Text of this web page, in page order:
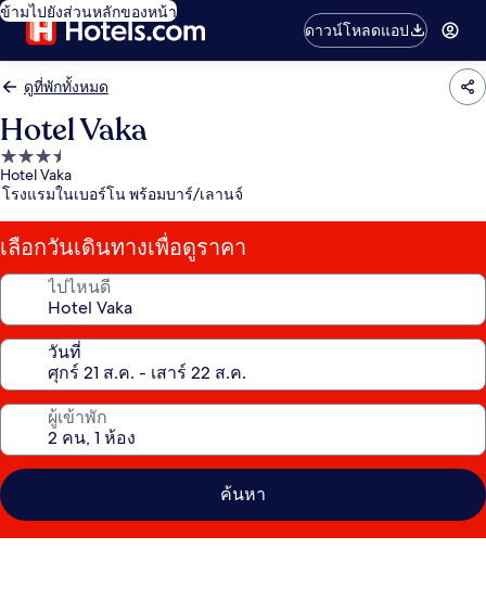
ข้ามไปยังส่วนหลักของหน้า
ดาวน์โหลดแอป
ดูที่พักทั้งหมด
Hotel Vaka
ที่พัก
3.5
Hotel Vaka
โรงแรมในเบอร์โน พร้อมบาร์/เลานจ์
เลือกวันเดินทางเพื่อดูราคา
ไปไหนดี
วันที่
ผู้เข้าพัก
ค้นหา